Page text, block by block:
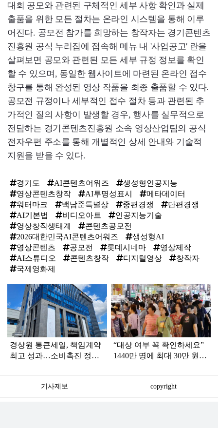
대회 공모와 관련된 구체적인 세부 사항 확인과 실제
출품을 위한 모든 절차는 온라인 시스템을 통해 이루
어진다. 공모전 참가를 희망하는 창작자는 경기콘텐츠
진흥원 공식 누리집에 접속해 메뉴 내 '사업공고' 란을
살펴보면 공모와 관련된 모든 세부 규정 정보를 확인
할 수 있으며, 동일한 웹사이트에 마련된 온라인 접수
창구를 통해 완성된 영상 작품을 최종 출품할 수 있다.
공모전 규정이나 세부적인 접수 절차 등과 관련된 추
가적인 질의 사항이 발생할 경우, 행사를 실무적으로
전담하는 경기콘텐츠진흥원 소속 영상산업팀의 공식
전자우편 주소를 통해 개별적인 상세 안내와 기술적
지원을 받을 수 있다.
경기도 AI콘텐츠어워즈
생성형인공지능
영상콘텐츠창작
AI투명성표시
메타데이터
워터마크
백남준특별상 중편경쟁
단편경쟁
AI기본법
비디오아트
인공지능기술
영상창작생태계
콘텐츠공모전
2026대한민국AI콘텐츠어워즈
생성형AI
영상콘텐츠
공모전 롯데시네마
영상제작
AI스튜디오
콘텐츠창작 디지털영상
창작자
국제영화제
인
경상원 통큰세일, 책임계약
최고 성과…소비촉진 정책
“대상 여부 꼭 확인하세요”
1440만 명에 최대 30만 원
기사제보 copyright